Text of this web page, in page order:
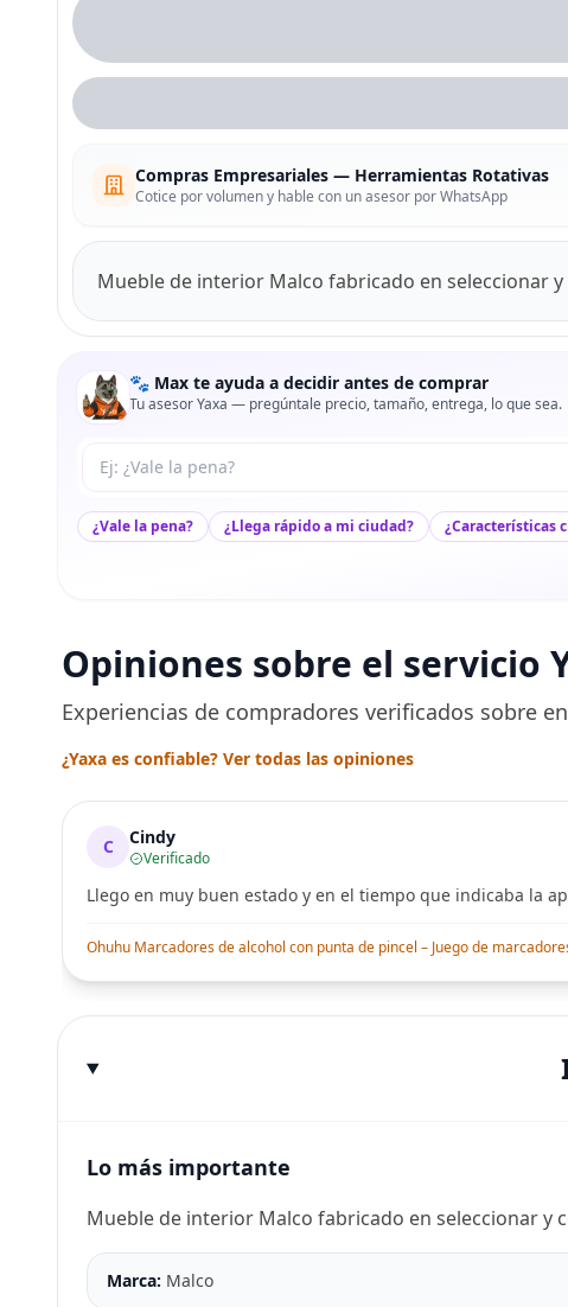
Compras Empresariales — Herramientas Rotativas
Cotice por volumen y hable con un asesor por WhatsApp
Mueble de interior Malco fabricado en seleccionar y
🐾 Max te ayuda a decidir antes de comprar
Tu asesor Yaxa — pregúntale precio, tamaño, entrega, lo que sea.
Tu pregunta a Max
¿Vale la pena? ¿Llega rápido a mi ciudad? ¿Características
Opiniones sobre el servicio
Experiencias de compradores verificados sobre
¿Yaxa es confiable? Ver todas las opiniones
C Cindy
Verificado
Llego en muy buen estado y en el tiempo que indicaba la
Ohuhu Marcadores de alcohol con punta de pincel – Juego de
Lo más importante
Mueble de interior Malco fabricado en seleccionar y
Marca: Malco